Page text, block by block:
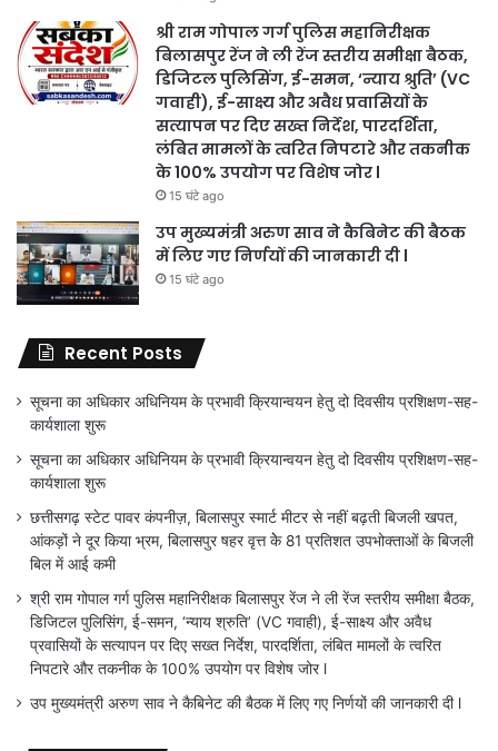
श्री राम गोपाल गर्ग पुलिस महानिरीक्षक
बिलासपुर रेंज ने ली रेंज स्तरीय समीक्षा बैठक,
डिजिटल पुलिसिंग, ई-समन, ‘न्याय श्रुति’ (VC
गवाही), ई-साक्ष्य और अवैध प्रवासियों के
सत्यापन पर दिए सख्त निर्देश, पारदर्शिता,
लंबित मामलों के त्वरित निपटारे और तकनीक
के 100% उपयोग पर विशेष जोर l
15 घंटे ago
उप मुख्यमंत्री अरुण साव ने कैबिनेट की बैठक
में लिए गए निर्णयों की जानकारी दी l
15 घंटे ago
Recent Posts
सूचना का अधिकार अधिनियम के प्रभावी क्रियान्वयन हेतु दो दिवसीय प्रशिक्षण-सह-
कार्यशाला शुरू
सूचना का अधिकार अधिनियम के प्रभावी क्रियान्वयन हेतु दो दिवसीय प्रशिक्षण-सह-
कार्यशाला शुरू
छत्तीसगढ़ स्टेट पावर कंपनीज़, बिलासपुर स्मार्ट मीटर से नहीं बढ़ती बिजली खपत,
आंकड़ों ने दूर किया भ्रम, बिलासपुर षहर वृत्त केे 81 प्रतिशत उपभोक्ताओं के बिजली
बिल में आई कमी
श्री राम गोपाल गर्ग पुलिस महानिरीक्षक बिलासपुर रेंज ने ली रेंज स्तरीय समीक्षा बैठक,
डिजिटल पुलिसिंग, ई-समन, ‘न्याय श्रुति’ (VC गवाही), ई-साक्ष्य और अवैध
प्रवासियों के सत्यापन पर दिए सख्त निर्देश, पारदर्शिता, लंबित मामलों के त्वरित
निपटारे और तकनीक के 100% उपयोग पर विशेष जोर l
उप मुख्यमंत्री अरुण साव ने कैबिनेट की बैठक में लिए गए निर्णयों की जानकारी दी l